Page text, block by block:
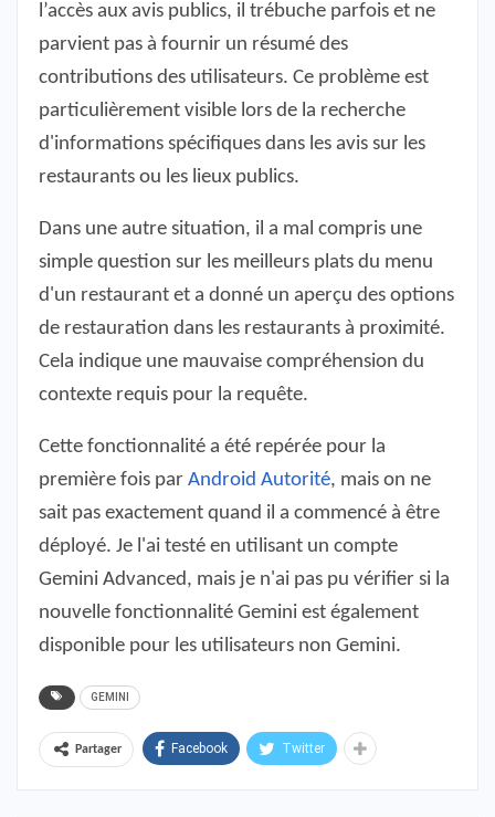
l’accès aux avis publics, il trébuche parfois et ne
parvient pas à fournir un résumé des
contributions des utilisateurs. Ce problème est
particulièrement visible lors de la recherche
d'informations spécifiques dans les avis sur les
restaurants ou les lieux publics.
Dans une autre situation, il a mal compris une
simple question sur les meilleurs plats du menu
d'un restaurant et a donné un aperçu des options
de restauration dans les restaurants à proximité.
Cela indique une mauvaise compréhension du
contexte requis pour la requête.
Cette fonctionnalité a été repérée pour la
première fois par Android Autorité, mais on ne
sait pas exactement quand il a commencé à être
déployé. Je l'ai testé en utilisant un compte
Gemini Advanced, mais je n'ai pas pu vérifier si la
nouvelle fonctionnalité Gemini est également
disponible pour les utilisateurs non Gemini.
GEMINI
Partager Facebook Twitter